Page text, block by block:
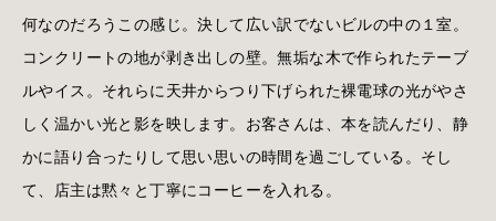
何なのだろうこの感じ。決して広い訳でないビルの中の１室。
コンクリートの地が剥き出しの壁。無垢な木で作られたテーブ
ルやイス。それらに天井からつり下げられた裸電球の光がやさ
しく温かい光と影を映します。お客さんは、本を読んだり、静
かに語り合ったりして思い思いの時間を過ごしている。そし
て、店主は黙々と丁寧にコーヒーを入れる。